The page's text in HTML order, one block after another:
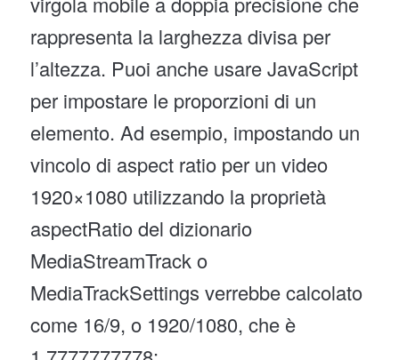
rappresenta la larghezza divisa per
l’altezza. Puoi anche usare JavaScript
per impostare le proporzioni di un
elemento. Ad esempio, impostando un
vincolo di aspect ratio per un video
1920×1080 utilizzando la proprietà
aspectRatio del dizionario
MediaStreamTrack o
MediaTrackSettings verrebbe calcolato
come 16/9, o 1920/1080, che è